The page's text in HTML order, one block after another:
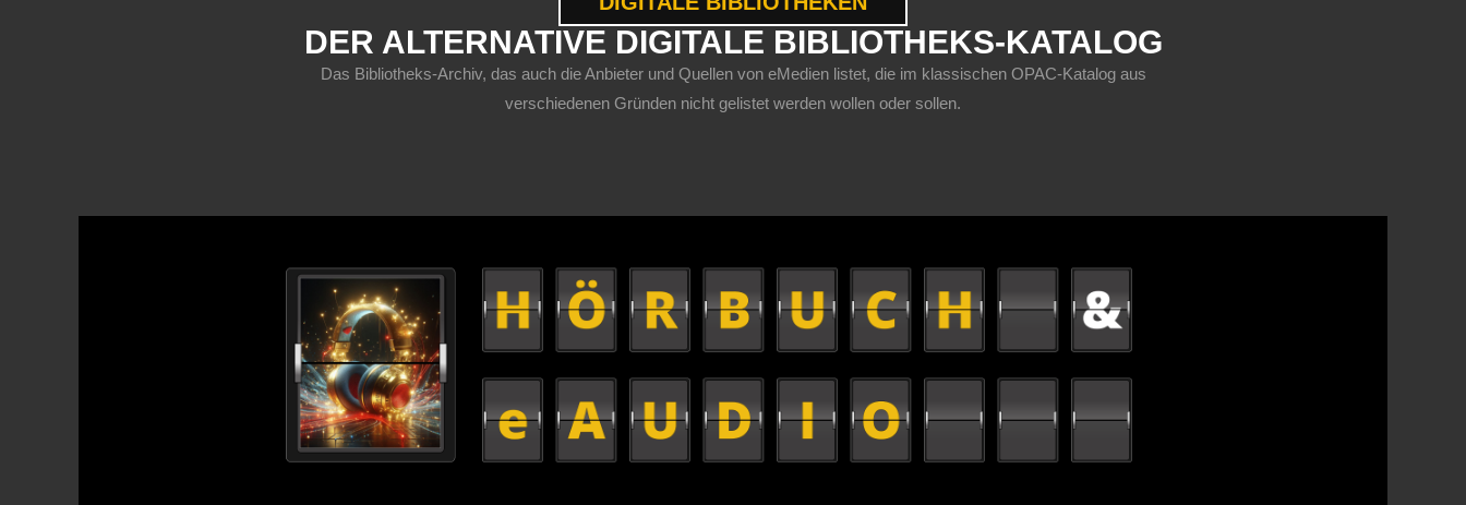
DER ALTERNATIVE DIGITALE BIBLIOTHEKS-KATALOG
Das Bibliotheks-Archiv, das auch die Anbieter und Quellen von eMedien listet, die im klassischen OPAC-Katalog aus
verschiedenen Gründen nicht gelistet werden wollen oder sollen.